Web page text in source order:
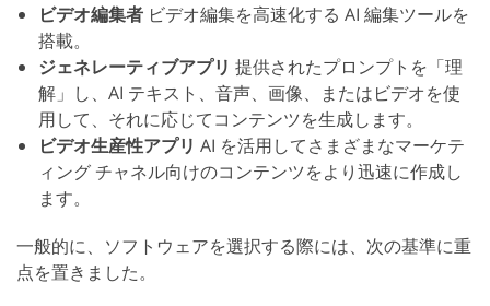
ビデオ編集者 ビデオ編集を高速化する AI 編集ツールを
搭載。
ジェネレーティブアプリ 提供されたプロンプトを「理
解」し、AI テキスト、音声、画像、またはビデオを使
用して、それに応じてコンテンツを生成します。
ビデオ生産性アプリ AI を活用してさまざまなマーケテ
ィング チャネル向けのコンテンツをより迅速に作成し
ます。
一般的に、ソフトウェアを選択する際には、次の基準に重
点を置きました。